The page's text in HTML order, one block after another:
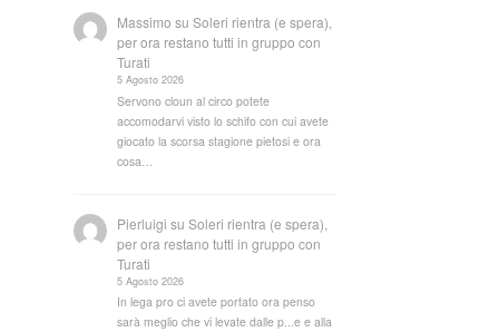
Massimo suSoleri rientra (e spera),
per ora restano tutti in gruppo con
Turati
5 Agosto 2026
Servono cloun al circo potete
accomodarvi visto lo schifo con cui avete
giocato la scorsa stagione pietosi e ora
cosa…
Pierluigi suSoleri rientra (e spera),
per ora restano tutti in gruppo con
Turati
5 Agosto 2026
In lega pro ci avete portato ora penso
sarà meglio che vi levate dalle p...e e alla